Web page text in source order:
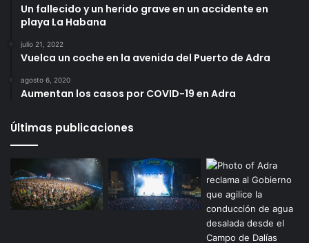
Un fallecido y un herido grave en un accidente en
playa La Habana
julio 21, 2022
Vuelca un coche en la avenida del Puerto de Adra
agosto 6, 2020
Aumentan los casos por COVID-19 en Adra
Últimas publicaciones